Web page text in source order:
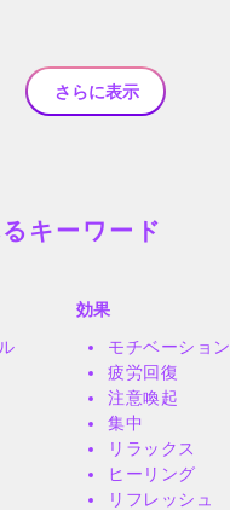
さらに表示
キーワード
効果
モチベーション
疲労回復
注意喚起
集中
リラックス
ヒーリング
リフレッシュ